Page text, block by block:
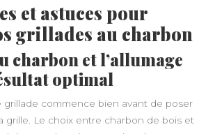
et astuces pour
grillades au charbon
charbon et l’allumage
optimal
grillade commence bien avant de poser
grille. Le choix entre charbon de bois et